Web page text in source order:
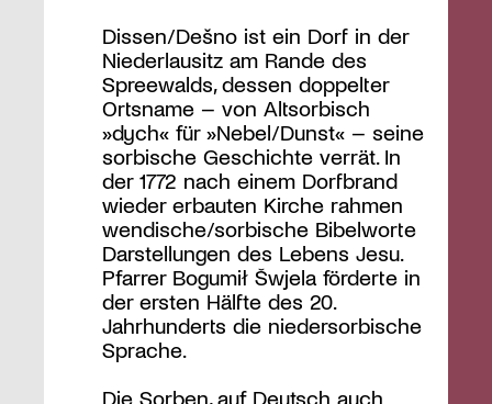
Dissen/Dešno ist ein Dorf in der
Niederlausitz am Rande des
Spreewalds, dessen doppelter
Ortsname – von Altsorbisch
»dych« für »Nebel/Dunst« – seine
sorbische Geschichte verrät. In
der 1772 nach einem Dorfbrand
wieder erbauten Kirche rahmen
wendische/sorbische Bibelworte
Darstellungen des Lebens Jesu.
Pfarrer Bogumił Šwjela förderte in
der ersten Hälfte des 20.
Jahrhunderts die niedersorbische
Sprache.
Die Sorben, auf Deutsch auch